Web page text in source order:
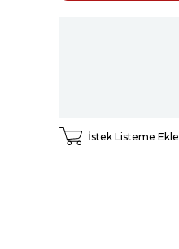
İstek Listeme Ekle